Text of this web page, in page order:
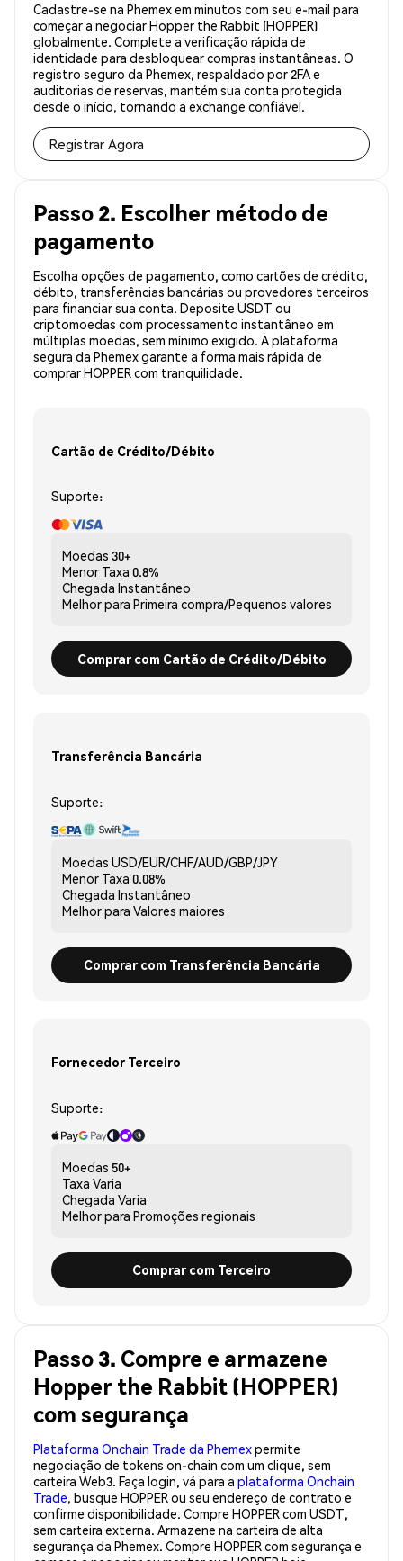
Cadastre-se na Phemex em minutos com seu e-mail para
começar a negociar Hopper the Rabbit (HOPPER)
globalmente. Complete a verificação rápida de
identidade para desbloquear compras instantâneas. O
registro seguro da Phemex, respaldado por 2FA e
auditorias de reservas, mantém sua conta protegida
desde o início, tornando a exchange confiável.
Registrar Agora
Passo 2. Escolher método de
pagamento
Escolha opções de pagamento, como cartões de crédito,
débito, transferências bancárias ou provedores terceiros
para financiar sua conta. Deposite USDT ou
criptomoedas com processamento instantâneo em
múltiplas moedas, sem mínimo exigido. A plataforma
segura da Phemex garante a forma mais rápida de
comprar HOPPER com tranquilidade.
Cartão de Crédito/Débito
Suporte:
Moedas 30+
Menor Taxa 0.8%
Chegada Instantâneo
Melhor para Primeira compra/Pequenos valores
Comprar com Cartão de Crédito/Débito
Transferência Bancária
Suporte:
Moedas USD/EUR/CHF/AUD/GBP/JPY
Menor Taxa 0.08%
Chegada Instantâneo
Melhor para Valores maiores
Comprar com Transferência Bancária
Fornecedor Terceiro
Suporte:
Moedas 50+
Taxa Varia
Chegada Varia
Melhor para Promoções regionais
Comprar com Terceiro
Passo 3. Compre e armazene
Hopper the Rabbit (HOPPER)
com segurança
Plataforma Onchain Trade da Phemexpermite
negociação de tokens on-chain com um clique, sem
carteira Web3. Faça login, vá para a plataforma Onchain
Trade, busque HOPPER ou seu endereço de contrato e
confirme disponibilidade. Compre HOPPER com USDT,
sem carteira externa. Armazene na carteira de alta
segurança da Phemex. Compre HOPPER com segurança e